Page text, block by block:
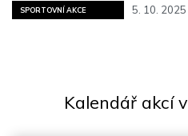
SPORTOVNÍ AKCE 5. 10.
Kalendář akcí